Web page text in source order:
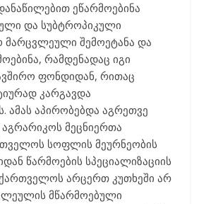
ეწარმოებინა
და სუბტროპიკული
შემოეტანა და
რამდენადაც იგი
ფონდიდან, რითაც
კარგავდა
ამას აპირობებდა აგრეთვე
მეცნიერთა
სოფლის მეურნეობის
წარმოების სპეციალიზაციის
არცერთ კუთხეში არ
მწარმოებული